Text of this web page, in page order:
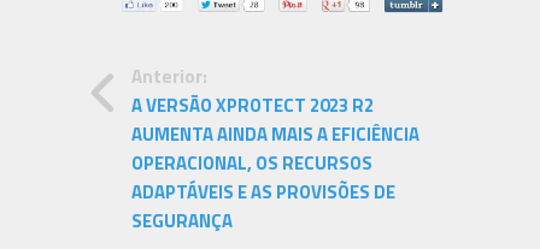
Anterior:
A VERSÃO XPROTECT 2023 R2
AUMENTA AINDA MAIS A EFICIÊNCIA
OPERACIONAL, OS RECURSOS
ADAPTÁVEIS E AS PROVISÕES DE
SEGURANÇA